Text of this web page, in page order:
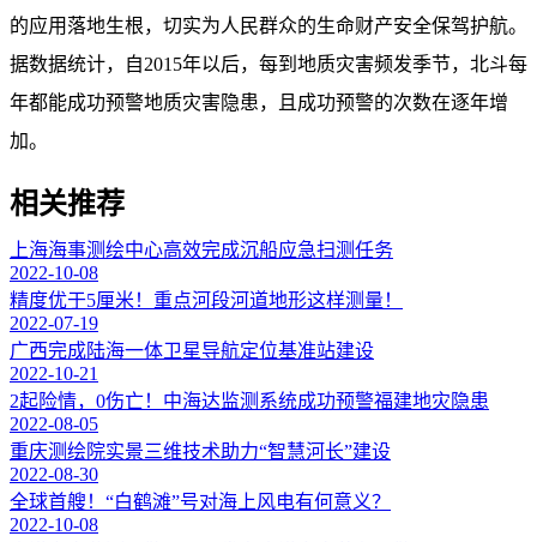
的应用落地生根，切实为人民群众的生命财产安全保驾护航。
据数据统计，自2015年以后，每到地质灾害频发季节，北斗每
年都能成功预警地质灾害隐患，且成功预警的次数在逐年增
加。
相关推荐
上海海事测绘中心高效完成沉船应急扫测任务
2022-10-08
精度优于5厘米！重点河段河道地形这样测量！
2022-07-19
广西完成陆海一体卫星导航定位基准站建设
2022-10-21
2起险情，0伤亡！中海达监测系统成功预警福建地灾隐患
2022-08-05
重庆测绘院实景三维技术助力“智慧河长”建设
2022-08-30
全球首艘！“白鹤滩”号对海上风电有何意义？
2022-10-08